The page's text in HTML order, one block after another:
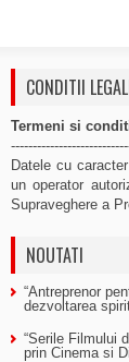
CONDITII
Termeni si
Datele cu
un operator
Supraveghere a
NOUTATI
“Antreprenor
dezvoltarea
“Serile Filmului
prin Cinema si